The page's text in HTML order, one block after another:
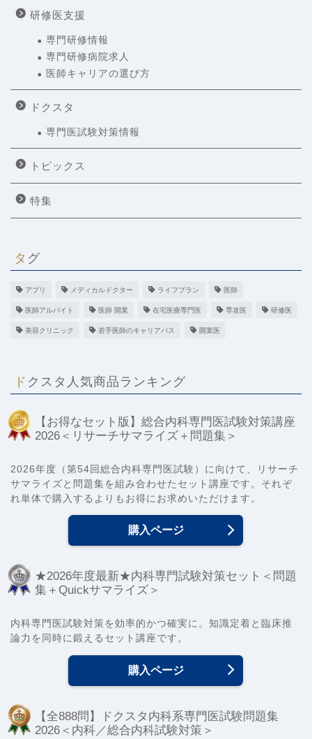
研修医支援
専門研修情報
専門研修病院求人
医師キャリアの選び方
ドクスタ
専門医試験対策情報
トピックス
特集
タグ
アプリ メディカルドクター ライフプラン 医師
医師アルバイト 医師 開業 在宅医療専門医 専攻医 研修医
美容クリニック 若手医師のキャリアパス 開業医
ドクスタ人気商品ランキング
【お得なセット版】総合内科専門医試験対策講座
2026＜リサーチサマライズ＋問題集＞
2026年度（第54回総合内科専門医試験）に向けて、リサーチ
サマライズと問題集を組み合わせたセット講座です。それぞ
れ単体で購入するよりもお得にお求めいただけます。
購入ページ
★2026年度最新★内科専門試験対策セット＜問題
集＋Quickサマライズ＞
内科専門医試験対策を効率的かつ確実に。知識定着と臨床推
論力を同時に鍛えるセット講座です。
購入ページ
【全888問】ドクスタ内科系専門医試験問題集
2026＜内科／総合内科試験対策＞